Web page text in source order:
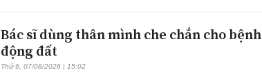
Bác sĩ dùng thân mình che chắn cho
động đất
Thứ 6, 07/08/2026 | 15:02